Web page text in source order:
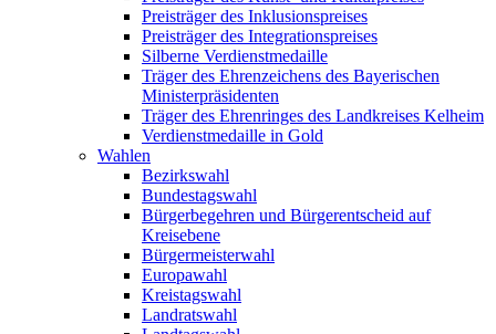
Preisträger des Inklusionspreises
Preisträger des Integrationspreises
Silberne Verdienstmedaille
Träger des Ehrenzeichens des Bayerischen
Ministerpräsidenten
Träger des Ehrenringes des Landkreises Kelheim
Verdienstmedaille in Gold
Wahlen
Bezirkswahl
Bundestagswahl
Bürgerbegehren und Bürgerentscheid auf
Kreisebene
Bürgermeisterwahl
Europawahl
Kreistagswahl
Landratswahl